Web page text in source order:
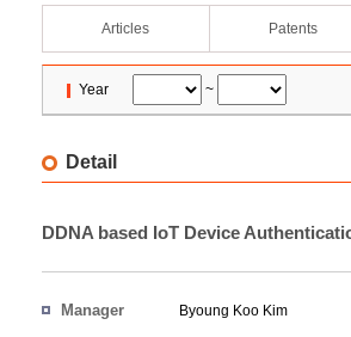
Articles Patents
Year ~
Detail
DDNA based IoT Device
Manager Byoung Koo Kim